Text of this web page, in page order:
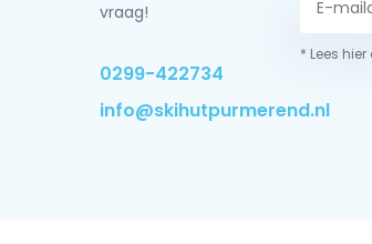
vraag!
0299-422734
info@skihutpurmerend.nl
* Lees